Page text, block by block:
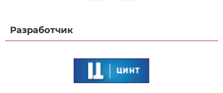
Разработчик